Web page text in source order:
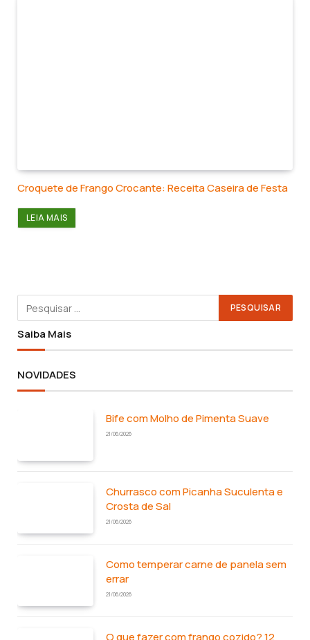
Croquete de Frango Crocante: Receita Caseira de Festa
LEIA MAIS
Saiba Mais
NOVIDADES
Bife com Molho de Pimenta Suave
21/06/2026
Churrasco com Picanha Suculenta e
Crosta de Sal
21/06/2026
Como temperar carne de panela sem
errar
21/06/2026